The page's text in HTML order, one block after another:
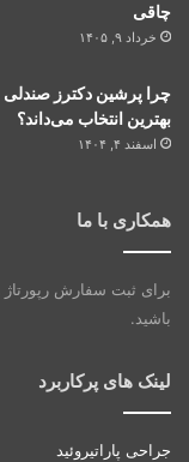
چاقی
خرداد ۹, ۱۴۰۵
چرا پرشین دکترز
بهترین انتخاب می‌داند؟
اسفند ۴, ۱۴۰۴
همکاری با ما
برای ثبت سفارش رپورتاژ
باشید.
لینک های پرکاربرد
جراحی پاراتیروئید